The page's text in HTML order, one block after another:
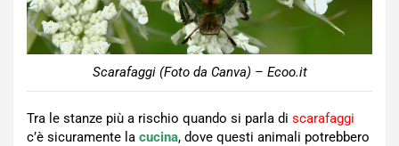
Scarafaggi (Foto da Canva) – Ecoo.it
Tra le stanze più a rischio quando si parla di scarafaggi
c’è sicuramente la cucina, dove questi animali potrebbero